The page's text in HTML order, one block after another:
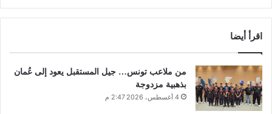
اقرأ أيضا
من ملاعب تونس… جيل المستقبل يعود إلى عُمان
بذهبية مزدوجة
4 أغسطس، 2026 2:47 م